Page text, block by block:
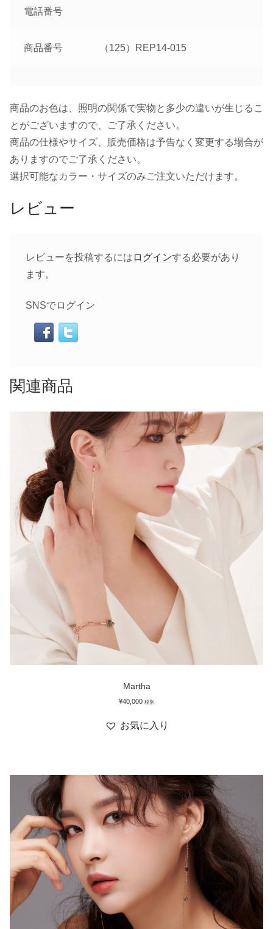
電話番号
商品番号 （125）REP14-015
商品のお色は、照明の関係で実物と多少の違いが生じるこ
とがございますので、ご了承ください。
商品の仕様やサイズ、販売価格は予告なく変更する場合が
ありますのでご了承ください。
選択可能なカラー・サイズのみご注文いただけます。
レビュー
レビューを投稿するには ログインする必要があり
ます。
SNSでログイン
関連商品
Martha
¥40,000 税別
お気に入り